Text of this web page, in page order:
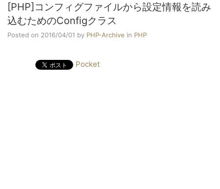
[PHP]コンフィグファイルから設定情報を読み
込むためのConfigクラス
Posted on 2016/04/01 by PHP-Archive in PHP
Pocket